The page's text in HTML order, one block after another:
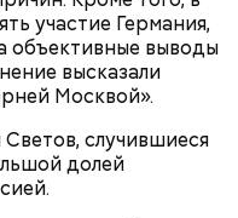
участие Германия,
объективные выводы
высказали
Москвой».
случившиеся
долей
и ее